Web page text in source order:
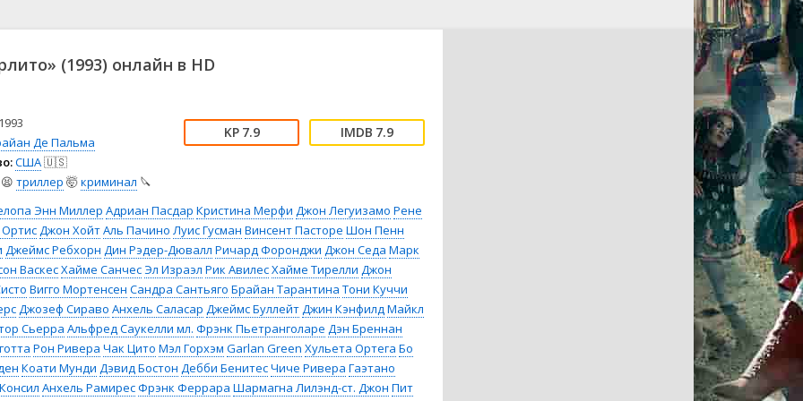
👨‍💼 Новости
тв
😱 Ужасы
🤠 Фильм-нуар
🧝‍♂️ Фэнтези
(1993) онлайн в HD
1993
Де Пальма
США🇺🇸
😫 триллер 🤯криминал 🔪
7.9 7.9
Энн Миллер Адриан Пасдар Кристина Мерфи Джон Легуизамо Рене
Джон ХойтАль Пачино Луис Гусман Винсент Пасторе Шон Пенн
Джеймс Ребхорн Дин Рэдер-Дювалл Ричард Форонджи Джон Седа Марк
ВаскесХайме СанчесЭл Израэл Рик АвилесХайме Тирелли Джон
Вигго Мортенсен Сандра Сантьяго Брайан Тарантина Тони Куччи
Джозеф Сираво Анхель Саласар Джеймс БуллейтДжин КэнфилдМайкл
Сьерра Альфред Саукелли мл. Фрэнк Пьетранголаре Дэн Бреннан
Рон Ривера Чак Цито Мэл Горхэм Garlan Green Хульета Ортега Бо
Коати Мунди Дэвид Бостон Дебби БенитесЧиче Ривера Гаэтано
Анхель РамиресФрэнк Феррара Шармагна Лилэнд-ст. Джон Пит